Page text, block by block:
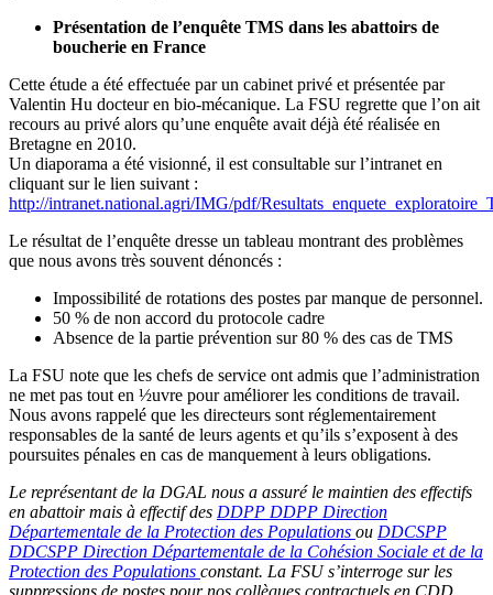
Présentation de l’enquête TMS dans les abattoirs de
boucherie en France
Cette étude a été effectuée par un cabinet privé et présentée par
Valentin Hu docteur en bio-mécanique. La FSU regrette que l’on ait
recours au privé alors qu’une enquête avait déjà été réalisée en
Bretagne en 2010.
Un diaporama a été visionné, il est consultable sur l’intranet en
cliquant sur le lien suivant :
http://intranet.national.agri/IMG/pdf/
Le résultat de l’enquête dresse un tableau montrant des problèmes
que nous avons très souvent dénoncés :
Impossibilité de rotations des postes par manque de personnel.
50 % de non accord du protocole cadre
Absence de la partie prévention sur 80 % des cas de TMS
La FSU note que les chefs de service ont admis que l’administration
ne met pas tout en ½uvre pour améliorer les conditions de travail.
Nous avons rappelé que les directeurs sont réglementairement
responsables de la santé de leurs agents et qu’ils s’exposent à des
poursuites pénales en cas de manquement à leurs obligations.
Le représentant de la DGAL nous a assuré le maintien des effectifs
en abattoir mais à effectif des DDPP DDPP Direction
Départementale de la Protection des Populations ou DDCSPP
DDCSPP Direction Départementale de la Cohésion Sociale et de la
Protection des Populations constant. La FSU s’interroge sur les
suppressions de postes pour nos collègues contractuels en CDD.